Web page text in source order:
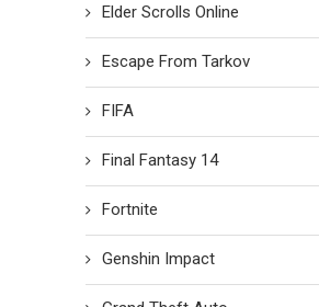
Apple rivela il chip M2
Giugno 7, 2022
Elder Scrolls Online
Escape From Tarkov
FIFA
Final Fantasy 14
Fortnite
Genshin Impact